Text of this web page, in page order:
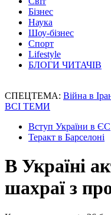
Бізнес
Наука
Шоу-бізнес
Спорт
Lifestyle
БЛОГИ ЧИТАЧІВ
СПЕЦТЕМА: Війна в
ВСІ ТЕМИ
Вступ України в ЄС
Теракт в Барселоні
В Україні
шахраї з